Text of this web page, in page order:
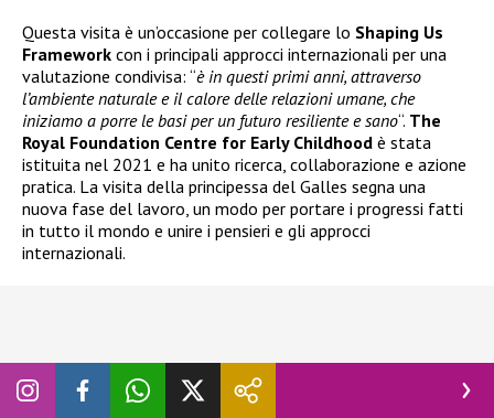
Questa visita è un’occasione per collegare lo Shaping Us
Framework con i principali approcci internazionali per una
valutazione condivisa: “è in questi primi anni, attraverso
l’ambiente naturale e il calore delle relazioni umane, che
iniziamo a porre le basi per un futuro resiliente e sano“. The
Royal Foundation Centre for Early Childhood è stata
istituita nel 2021 e ha unito ricerca, collaborazione e azione
pratica. La visita della principessa del Galles segna una
nuova fase del lavoro, un modo per portare i progressi fatti
in tutto il mondo e unire i pensieri e gli approcci
internazionali.